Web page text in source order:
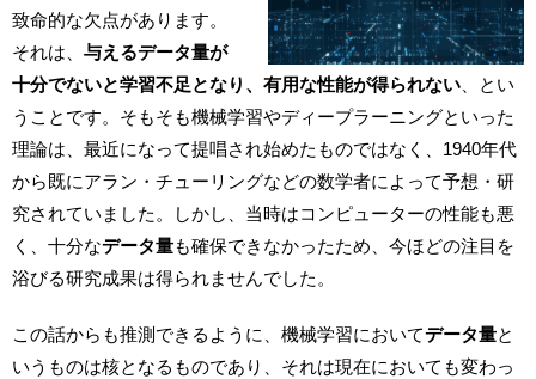
致命的な欠点があります。
それは、 与えるデータ量が
十分でないと学習不足となり、有用な性能が得られない 、とい
うことです。そもそも機械学習やディープラーニングといった
理論は、最近になって提唱され始めたものではなく、1940年代
から既にアラン・チューリングなどの数学者によって予想・研
究されていました。しかし、当時はコンピューターの性能も悪
く、十分なデータ量も確保できなかったため、今ほどの注目を
浴びる研究成果は得られませんでした。
この話からも推測できるように、機械学習においてデータ量と
いうものは核となるものであり、それは現在においても変わっ